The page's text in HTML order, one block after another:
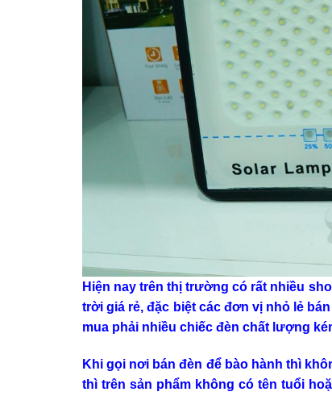
Hiện nay trên thị trường có rất nhiều
trời giá rẻ, đặc biệt các đơn vị nhỏ lẻ
mua phải nhiều chiếc đèn chất lượng
Khi gọi nơi bán đèn để bào hành thì
thì trên sản phẩm không có tên tuổi